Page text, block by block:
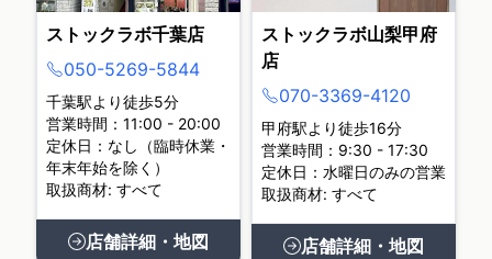
ストックラボ千葉店
050-5269-5844
千葉駅より徒歩5分
営業時間：11:00 - 20:00
定休日：なし（臨時休業・
年末年始を除く）
取扱商材: すべて
店舗詳細・地図
ストックラボ山梨甲府
店
070-3369-4120
甲府駅より徒歩16分
営業時間：9:30 - 17:30
定休日：水曜日のみの営業
取扱商材: すべて
店舗詳細・地図